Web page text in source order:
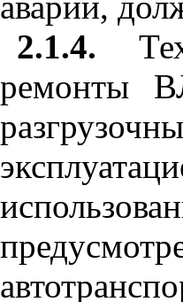
2.1.4.
ремонты